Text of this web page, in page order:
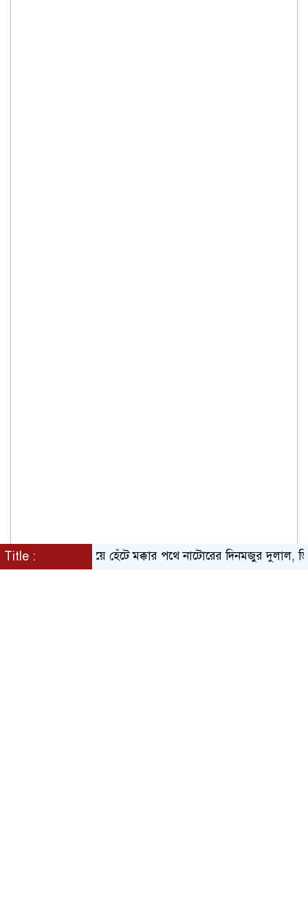
Title :
পানি পায়ে হেঁটে মক্কার পথে নাটোরের দিনমজুর দুলাল,